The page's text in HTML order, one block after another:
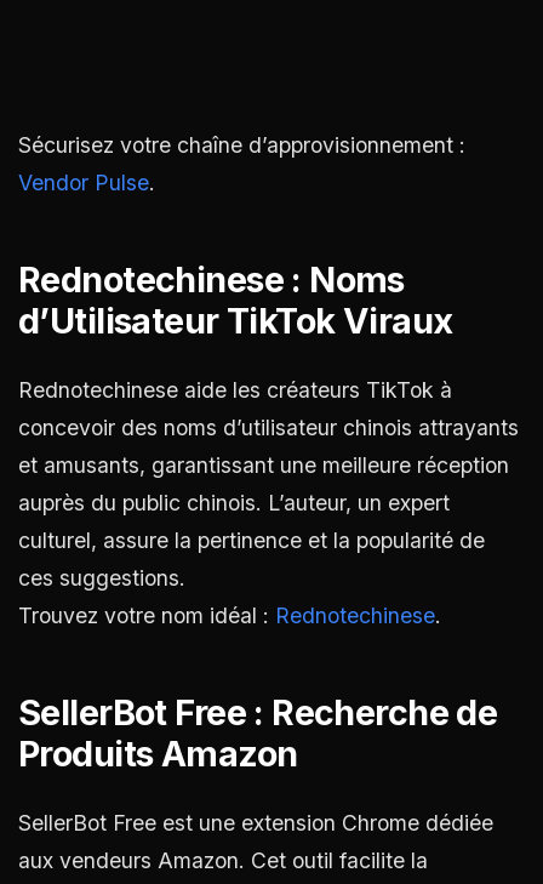
Sécurisez votre chaîne d’approvisionnement :
Vendor Pulse.
Rednotechinese : Noms
d’Utilisateur TikTok Viraux
Rednotechinese aide les créateurs TikTok à
concevoir des noms d’utilisateur chinois attrayants
et amusants, garantissant une meilleure réception
auprès du public chinois. L’auteur, un expert
culturel, assure la pertinence et la popularité de
ces suggestions.
Trouvez votre nom idéal : Rednotechinese.
SellerBot Free : Recherche de
Produits Amazon
SellerBot Free est une extension Chrome dédiée
aux vendeurs Amazon. Cet outil facilite la